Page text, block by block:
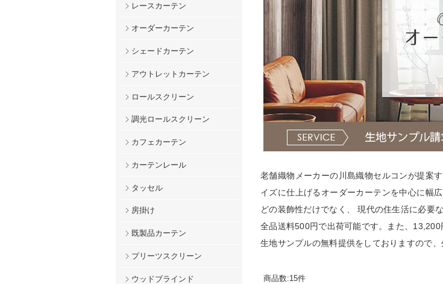
老舗織物メーカーの川島織物セルコンが提案
イズに仕上げるオーダーカーテンを中心に幅
どの装飾性だけでなく、 現代の住生活に必要
全品送料500円で出荷可能です。また、
生地サンプルの無料提供をしておりますので
商品数:15件
レースカーテン
オーダーカーテン
シェードカーテン
アウトレットカーテン
ロールスクリーン
調光ロールスクリーン
カフェカーテン
カーテンレール
タッセル
房掛け
既製品カーテン
プリーツスクリーン
ウッドブラインド